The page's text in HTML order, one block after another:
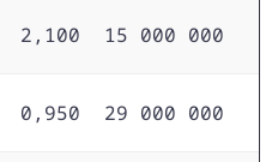
2,100 15 000 000
0,950 29 000 000